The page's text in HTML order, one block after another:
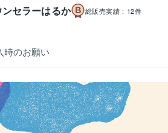
セラーはるか 総販売実績： 12件
時のお願い